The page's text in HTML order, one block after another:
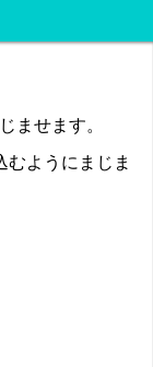
ませます。
むようにまじま